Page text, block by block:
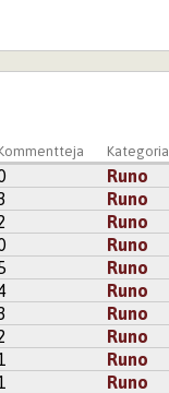
maiseman.
Kategoria
Runo
Runo
Runo
Runo
Runo
Runo
Runo
Runo
Runo
Runo